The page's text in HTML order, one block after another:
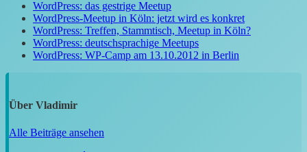
WordPress: das gestrige Meetup
WordPress-Meetup in Köln: jetzt wird es konkret
WordPress: Treffen, Stammtisch, Meetup in Köln?
WordPress: deutschsprachige Meetups
WordPress: WP-Camp am 13.10.2012 in Berlin
Über Vladimir
Alle Beiträge ansehen